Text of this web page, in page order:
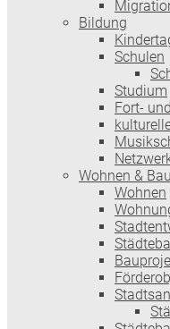
Bildung
Schulen
Studium
Fort-
Wohnen &
Wohnen